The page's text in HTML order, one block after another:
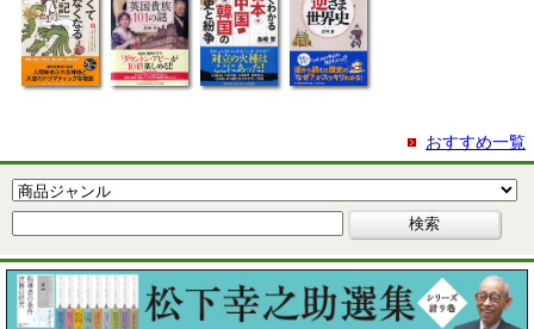
おすすめ一覧